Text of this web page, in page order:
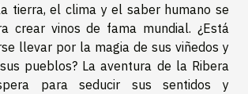
tierra, el clima y el saber humano se
crear vinos de fama mundial. ¿Está
llevar por la magia de sus viñedos y
pueblos? La aventura de la Ribera
para seducir sus sentidos y